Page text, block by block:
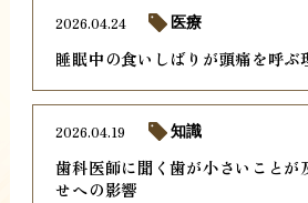
睡眠中の食いしばりが頭痛を呼ぶ
2026.04.24 医療
歯科医師に聞く歯が小さいことが
せへの影響
2026.04.19 知識